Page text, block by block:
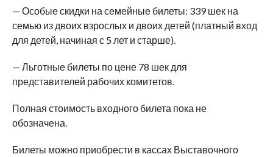
— Особые скидки на семейные билеты: 339 шек на
семью из двоих взрослых и двоих детей (платный вход
для детей, начиная с 5 лет и старше).
— Льготные билеты по цене 78 шек для
представителей рабочих комитетов.
Полная стоимость входного билета пока не
обозначена.
Билеты можно приобрести в кассах Выставочного